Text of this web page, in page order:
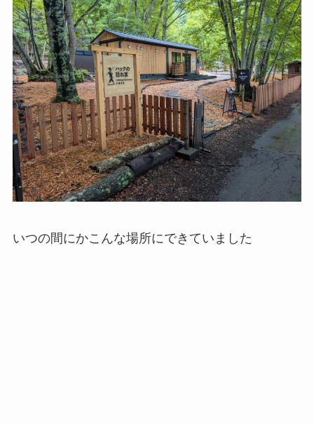
いつの間にかこんな場所にできていました